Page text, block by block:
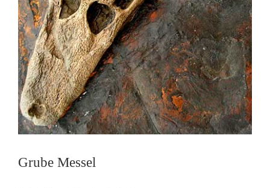
Grube Messel